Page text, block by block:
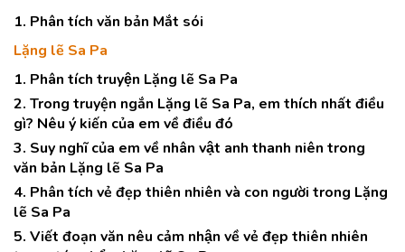
1. Phân tích văn bản Mắt sói
Lặng lẽ Sa Pa
1. Phân tích truyện Lặng lẽ Sa Pa
2. Trong truyện ngắn Lặng lẽ Sa Pa, em thích nhất điều
gì? Nêu ý kiến của em về điều đó
3. Suy nghĩ của em về nhân vật anh thanh niên trong
văn bản Lặng lẽ Sa Pa
4. Phân tích vẻ đẹp thiên nhiên và con người trong Lặng
lẽ Sa Pa
5. Viết đoạn văn nêu cảm nhận về vẻ đẹp thiên nhiên